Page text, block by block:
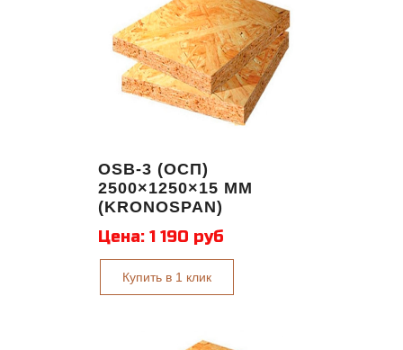
OSB-3 (ОСП)
2500×1250×15 ММ
(KRONOSPAN)
Цена: 1 190 руб
Купить в 1 клик